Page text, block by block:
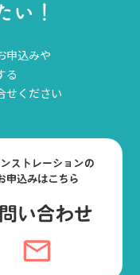
い ！
申込みや
る
せください